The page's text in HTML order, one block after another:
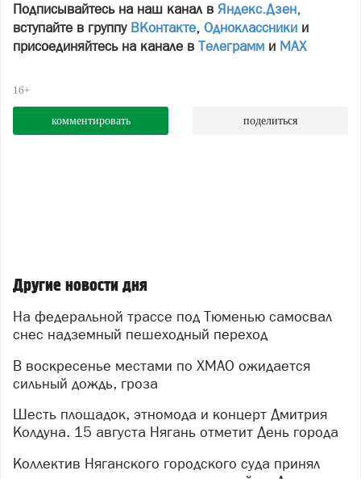
Подписывайтесь на наш канал в Яндекс.Дзен,
вступайте в группу ВКонтакте, Одноклассники и
присоединяйтесь на канале в Телеграмм и МАХ
16+
комментировать поделиться
Другие новости дня
На федеральной трассе под Тюменью самосвал
снес надземный пешеходный переход
В воскресенье местами по ХМАО ожидается
сильный дождь, гроза
Шесть площадок, этномода и концерт Дмитрия
Колдуна. 15 августа Нягань отметит День города
Коллектив Няганского городского суда принял